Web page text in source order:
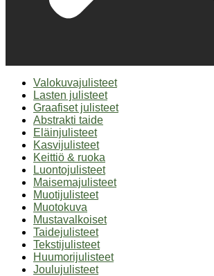
Valokuvajulisteet
Lasten julisteet
Graafiset julisteet
Abstrakti taide
Eläinjulisteet
Kasvijulisteet
Keittiö & ruoka
Luontojulisteet
Maisemajulisteet
Muotijulisteet
Muotokuva
Mustavalkoiset
Taidejulisteet
Tekstijulisteet
Huumorijulisteet
Joulujulisteet